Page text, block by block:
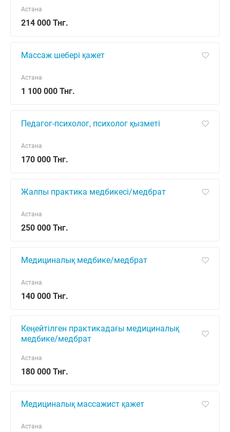
214 000 Тнг.
Астана
Массаж шебері қажет
1 100 000 Тнг.
Астана
Педагог-психолог, психолог қызметі
170 000 Тнг.
Астана
Жалпы практика медбикесі/медбрат
250 000 Тнг.
Астана
Медициналық медбике/медбрат
140 000 Тнг.
Астана
Кеңейтілген практикадағы медициналық
медбике/медбрат
180 000 Тнг.
Астана
Медициналық массажист қажет
Астана